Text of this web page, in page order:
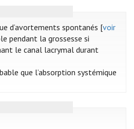
d’avortements spontanés [voir
pendant la grossesse si
le canal lacrymal durant
que l’absorption systémique